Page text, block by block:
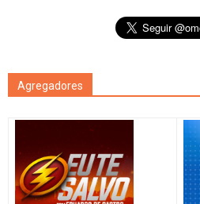
Agregadores